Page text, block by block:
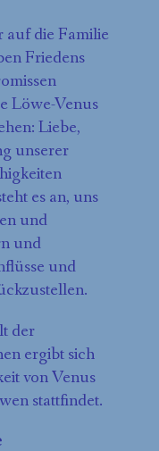
die Familie
Friedens
Löwe-Venus
Liebe,
unserer
es an, uns
und
und
und
der
ergibt sich
von Venus
stattfindet.